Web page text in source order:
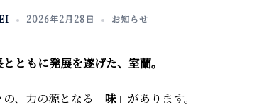
2026年2月28日 お知らせ
ともに発展を遂げた、室蘭。
、力の源となる「味 」があります。